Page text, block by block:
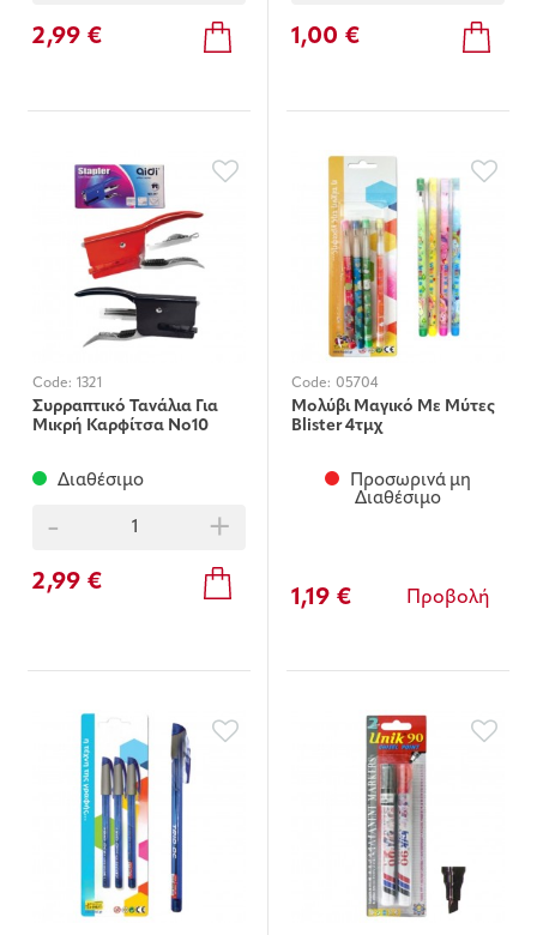
2,99 € 1,00 €
Code: 1321
Συρραπτικό Τανάλια Για
Μικρή Καρφίτσα Νο10
Διαθέσιμο
- +
2,99 €
Code: 05704
Μολύβι Μαγικό Με Μύτες
Blister 4τμχ
Προσωρινά μη
Διαθέσιμο
1,19 € Προβολή